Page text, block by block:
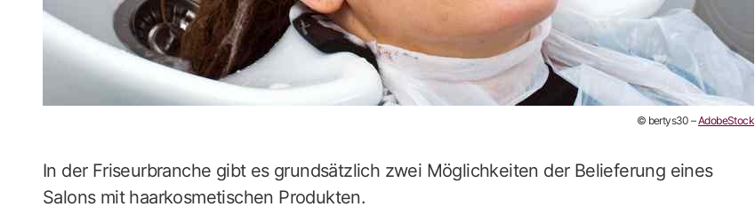
© bertys30 –AdobeStock
In der Friseurbranche gibt es grundsätzlich zwei Möglichkeiten der Belieferung eines
Salons mit haarkosmetischen Produkten.